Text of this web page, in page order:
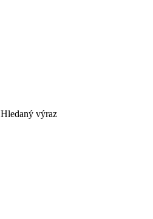
Hledaný výraz